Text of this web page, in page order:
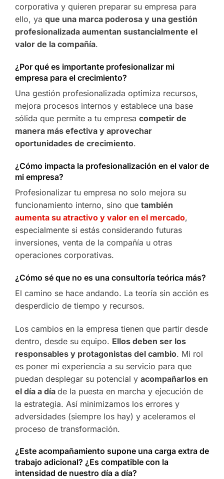
corporativa y quieren preparar su empresa para
ello, ya que una marca poderosa y una gestión
profesionalizada aumentan sustancialmente el
valor de la compañía.
¿Por qué es importante profesionalizar mi
empresa para el crecimiento?
Una gestión profesionalizada optimiza recursos,
mejora procesos internos y establece una base
sólida que permite a tu empresa competir de
manera más efectiva y aprovechar
oportunidades de crecimiento.
¿Cómo impacta la profesionalización en el valor de
mi empresa?
Profesionalizar tu empresa no solo mejora su
funcionamiento interno, sino que también
aumenta su atractivo y valor en el mercado,
especialmente si estás considerando futuras
inversiones, venta de la compañía u otras
operaciones corporativas.
¿Cómo sé que no es una consultoría teórica más?
El camino se hace andando. La teoría sin acción es
desperdicio de tiempo y recursos.
Los cambios en la empresa tienen que partir desde
dentro, desde su equipo. Ellos deben ser los
responsables y protagonistas del cambio. Mi rol
es poner mi experiencia a su servicio para que
puedan desplegar su potencial y acompañarlos en
el día a día de la puesta en marcha y ejecución de
la estrategia. Así minimizamos los errores y
adversidades (siempre los hay) y aceleramos el
proceso de transformación.
¿Este acompañamiento supone una carga extra de
trabajo adicional? ¿Es compatible con la
intensidad de nuestro día a día?